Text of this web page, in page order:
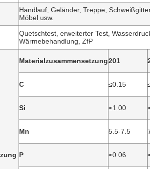
Handlauf, Geländer, Treppe,
Möbel usw.
Quetschtest, erweiterter Test,
Wärmebehandlung, ZfP
Materialzusammensetzung201
C ≤0.15
Si ≤1.00
Mn 5.5-7.5
P ≤0.06